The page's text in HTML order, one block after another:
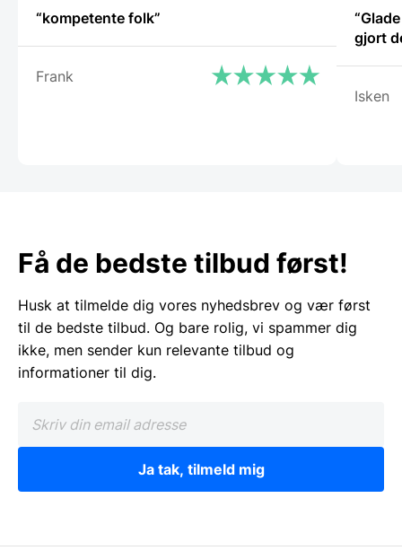
“kompetente folk”
Frank
gjort
Isken
Få de bedste tilbud først!
Husk at tilmelde dig vores nyhedsbrev og vær først
til de bedste tilbud. Og bare rolig, vi spammer dig
ikke, men sender kun relevante tilbud og
informationer til dig.
Ja tak, tilmeld mig